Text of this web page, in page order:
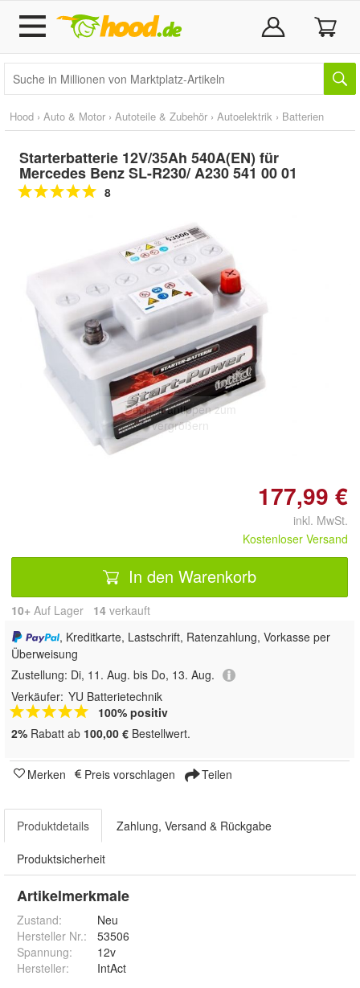
Hood › Auto & Motor › Autoteile & Zubehör › Autoelektrik › Batterien
Starterbatterie 12V/35Ah 540A(EN) für
Mercedes Benz SL-R230/ A230 541 00 01
8
Doppelt antippen zum
vergrößern
177,99 €
inkl. MwSt.
Kostenloser Versand
In den Warenkorb
10+ Auf Lager 14 verkauft
, Kreditkarte, Lastschrift, Ratenzahlung, Vorkasse per
Überweisung
Zustellung: Di, 11. Aug. bis Do, 13. Aug.
Verkäufer: YU Batterietechnik
100% positiv
2% Rabatt ab 100,00 € Bestellwert.
Merken Preis vorschlagen Teilen
Produktdetails Zahlung, Versand & Rückgabe
Produktsicherheit
Artikelmerkmale
Zustand:
Neu
Hersteller Nr.:
53506
Spannung:
12v
Hersteller: IntAct